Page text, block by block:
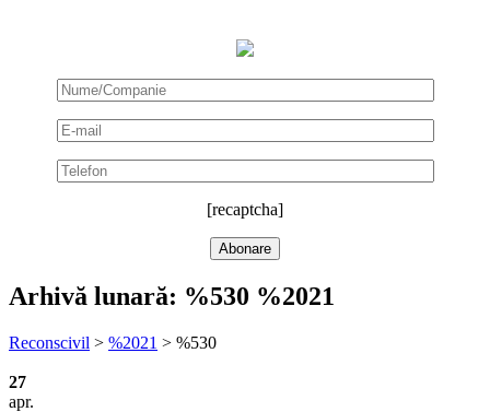
[recaptcha]
Arhivă lunară: %530 %2021
Reconscivil > %2021 > %530
27
apr.